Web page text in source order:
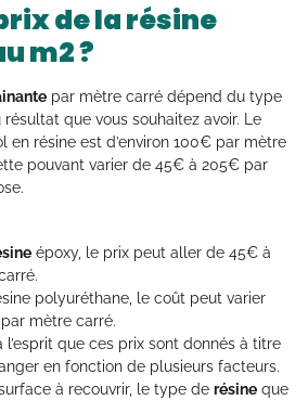
de la résine
m2 ?
par mètre carré dépend du type
que vous souhaitez avoir. Le
en résine est d’environ 100€ par mètre
pouvant varier de 45€ à 205€ par
époxy, le prix peut aller de 45€ à
polyuréthane, le coût peut varier
mètre carré.
que ces prix sont donnés à titre
en fonction de plusieurs facteurs.
à recouvrir, le type de résine que